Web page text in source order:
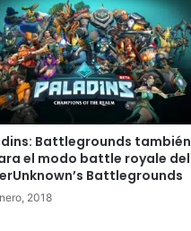
Battlegrounds también
el modo battle royale del
Battlegrounds
2018